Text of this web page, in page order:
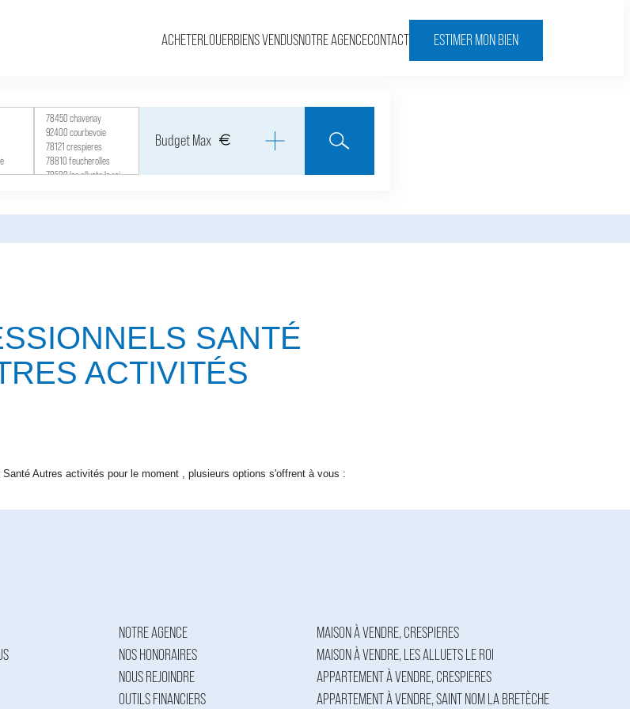
ACHETERLOUERBIENS VENDUSNOTRE AGENCECONTACT ESTIMER MON BIEN
SANTÉ
ACTIVITÉS
Autres activités pour le moment , plusieurs options s'offrent à vous :
NOTRE AGENCE
NOS HONORAIRES
NOUS REJOINDRE
OUTILS FINANCIERS
MAISON À VENDRE, CRESPIERES
MAISON À VENDRE, LES ALLUETS LE ROI
APPARTEMENT À VENDRE, CRESPIERES
APPARTEMENT À VENDRE, SAINT NOM LA BRETÈCHE